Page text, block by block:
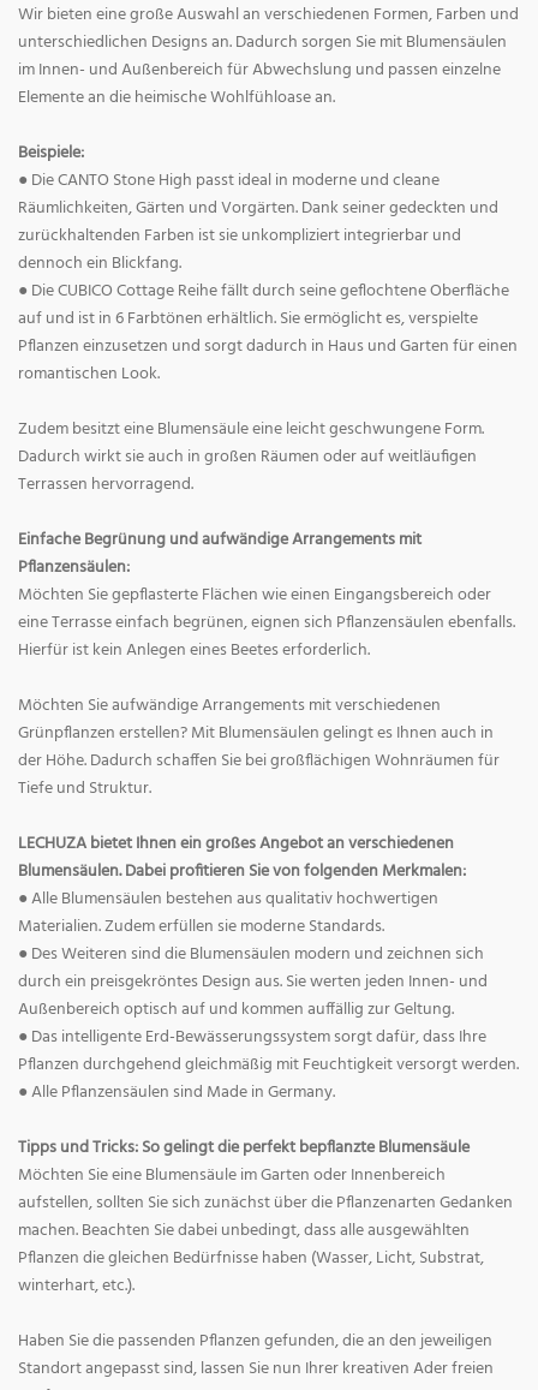
Wir bieten eine große Auswahl an verschiedenen Formen, Farben und
unterschiedlichen Designs an. Dadurch sorgen Sie mit Blumensäulen
im Innen- und Außenbereich für Abwechslung und passen einzelne
Elemente an die heimische Wohlfühloase an.
Beispiele:
● Die CANTO Stone High passt ideal in moderne und cleane
Räumlichkeiten, Gärten und Vorgärten. Dank seiner gedeckten und
zurückhaltenden Farben ist sie unkompliziert integrierbar und
dennoch ein Blickfang.
● Die CUBICO Cottage Reihe fällt durch seine geflochtene Oberfläche
auf und ist in 6 Farbtönen erhältlich. Sie ermöglicht es, verspielte
Pflanzen einzusetzen und sorgt dadurch in Haus und Garten für einen
romantischen Look.
Zudem besitzt eine Blumensäule eine leicht geschwungene Form.
Dadurch wirkt sie auch in großen Räumen oder auf weitläufigen
Terrassen hervorragend.
Einfache Begrünung und aufwändige Arrangements mit
Pflanzensäulen:
Möchten Sie gepflasterte Flächen wie einen Eingangsbereich oder
eine Terrasse einfach begrünen, eignen sich Pflanzensäulen ebenfalls.
Hierfür ist kein Anlegen eines Beetes erforderlich.
Möchten Sie aufwändige Arrangements mit verschiedenen
Grünpflanzen erstellen? Mit Blumensäulen gelingt es Ihnen auch in
der Höhe. Dadurch schaffen Sie bei großflächigen Wohnräumen für
Tiefe und Struktur.
LECHUZA bietet Ihnen ein großes Angebot an verschiedenen
Blumensäulen. Dabei profitieren Sie von folgenden Merkmalen:
● Alle Blumensäulen bestehen aus qualitativ hochwertigen
Materialien. Zudem erfüllen sie moderne Standards.
● Des Weiteren sind die Blumensäulen modern und zeichnen sich
durch ein preisgekröntes Design aus. Sie werten jeden Innen- und
Außenbereich optisch auf und kommen auffällig zur Geltung.
● Das intelligente Erd-Bewässerungssystem sorgt dafür, dass Ihre
Pflanzen durchgehend gleichmäßig mit Feuchtigkeit versorgt werden.
● Alle Pflanzensäulen sind Made in Germany.
Tipps und Tricks: So gelingt die perfekt bepflanzte Blumensäule
Möchten Sie eine Blumensäule im Garten oder Innenbereich
aufstellen, sollten Sie sich zunächst über die Pflanzenarten Gedanken
machen. Beachten Sie dabei unbedingt, dass alle ausgewählten
Pflanzen die gleichen Bedürfnisse haben (Wasser, Licht, Substrat,
winterhart, etc.).
Haben Sie die passenden Pflanzen gefunden, die an den jeweiligen
Standort angepasst sind, lassen Sie nun Ihrer kreativen Ader freien